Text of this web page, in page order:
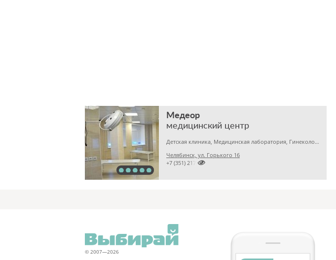
Медеор
медицинский центр
Детская клиника, Медицинская лаборатория, Гинекология
Челябинск, ул. Горького 16

+7 (351) 2172376
© 2007—2026